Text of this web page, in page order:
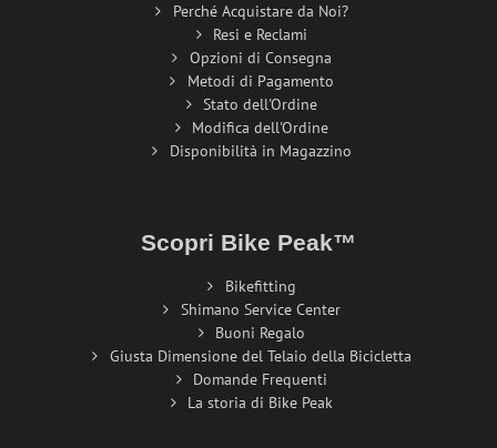
Perché Acquistare da Noi?
Resi e Reclami
Opzioni di Consegna
Metodi di Pagamento
Stato dell'Ordine
Modifica dell'Ordine
Disponibilità in Magazzino
Scopri Bike Peak™
Bikefitting
Shimano Service Center
Buoni Regalo
Giusta Dimensione del Telaio della Bicicletta
Domande Frequenti
La storia di Bike Peak